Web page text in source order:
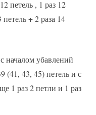
петель , 1 раз 12
петель + 2 раза 14
началом убавлений
(41, 43, 45) петель и с
1 раз 2 петли и 1 раз